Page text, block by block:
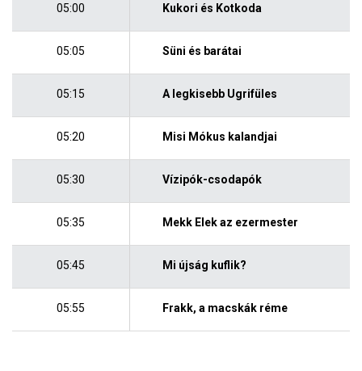
05:00 Kukori és Kotkoda
05:05 Süni és barátai
05:15 A legkisebb Ugrifüles
05:20 Misi Mókus kalandjai
05:30 Vízipók-csodapók
05:35 Mekk Elek az ezermester
05:45 Mi újság kuflik?
05:55 Frakk, a macskák réme